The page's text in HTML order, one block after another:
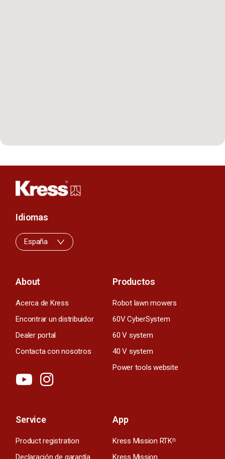
About
Acerca de Kress
Encontrar un distribuidor
Dealer portal
Contacta con nosotros
Productos
Robot lawn mowers
60V CyberSystem
60 V system
40 V system
Power tools website
Service
Product registration
Declaración de garantía
App
Kress Mission RTKn
Kress Mission
Idiomas
España